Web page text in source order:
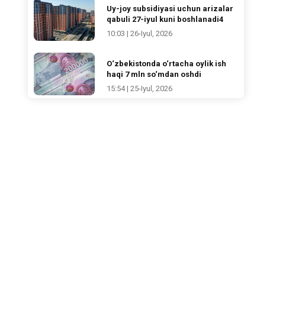
Uy-joy subsidiyasi uchun arizalar
qabuli 27-iyul kuni boshlanadi4
10:03 | 26-Iyul, 2026
O‘zbekistonda o‘rtacha oylik ish
haqi 7 mln so‘mdan oshdi
15:54 | 25-Iyul, 2026